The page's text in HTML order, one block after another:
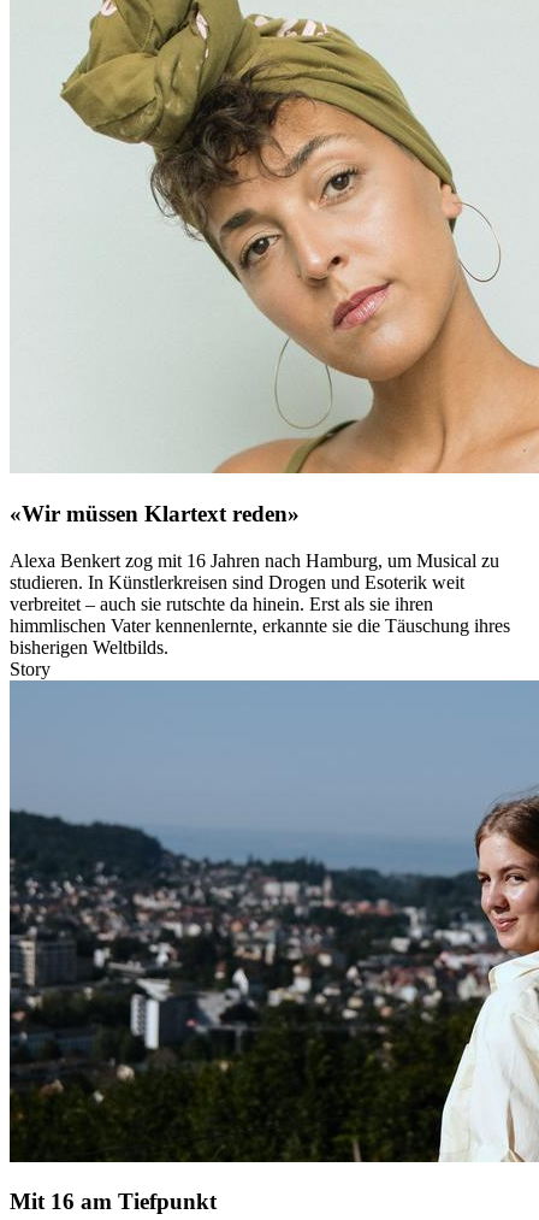
«Wir müssen Klartext reden»
Alexa Benkert zog mit 16 Jahren nach Hamburg, um Musical zu
studieren. In Künstlerkreisen sind Drogen und Esoterik weit
verbreitet – auch sie rutschte da hinein. Erst als sie ihren
himmlischen Vater kennenlernte, erkannte sie die Täuschung ihres
bisherigen Weltbilds.
Story
Mit 16 am Tiefpunkt